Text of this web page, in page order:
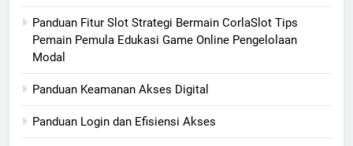
Panduan Fitur Slot Strategi Bermain CorlaSlot Tips
Pemain Pemula Edukasi Game Online Pengelolaan
Modal
Panduan Keamanan Akses Digital
Panduan Login dan Efisiensi Akses